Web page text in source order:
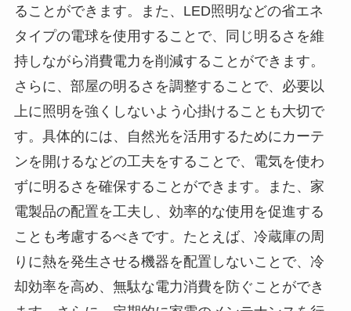
ることができます。また、LED照明などの省エネ
タイプの電球を使用することで、同じ明るさを維
持しながら消費電力を削減することができます。
さらに、部屋の明るさを調整することで、必要以
上に照明を強くしないよう心掛けることも大切で
す。具体的には、自然光を活用するためにカーテ
ンを開けるなどの工夫をすることで、電気を使わ
ずに明るさを確保することができます。また、家
電製品の配置を工夫し、効率的な使用を促進する
ことも考慮するべきです。たとえば、冷蔵庫の周
りに熱を発生させる機器を配置しないことで、冷
却効率を高め、無駄な電力消費を防ぐことができ